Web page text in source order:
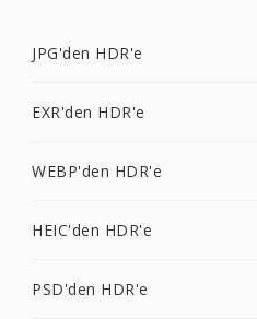
JPG'den HDR'e
EXR'den HDR'e
WEBP'den HDR'e
HEIC'den HDR'e
PSD'den HDR'e